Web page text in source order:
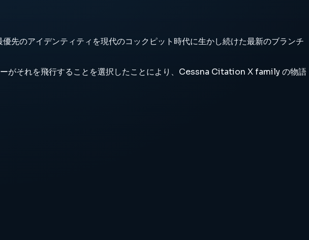
のアイデンティティを現代のコックピット時代に生かし続けた最新のブランチ
がそれを飛行することを選択したことにより、Cessna Citation X family の物語